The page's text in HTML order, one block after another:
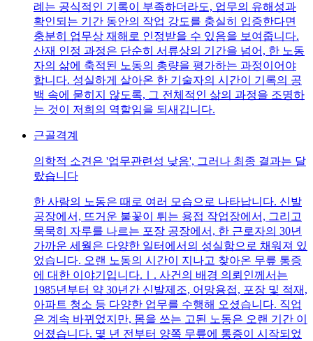
례는 공식적인 기록이 부족하더라도, 업무의 유해성과
확인되는 기간 동안의 작업 강도를 충실히 입증한다면
충분히 업무상 재해로 인정받을 수 있음을 보여줍니다.
산재 인정 과정은 단순히 서류상의 기간을 넘어, 한 노동
자의 삶에 축적된 노동의 총량을 평가하는 과정이어야
합니다. 성실하게 살아온 한 기술자의 시간이 기록의 공
백 속에 묻히지 않도록, 그 전체적인 삶의 과정을 조명하
는 것이 저희의 역할임을 되새깁니다.
근골격계
의학적 소견은 '업무관련성 낮음', 그러나 최종 결과는 달
랐습니다
한 사람의 노동은 때로 여러 모습으로 나타납니다. 신발
공장에서, 뜨거운 불꽃이 튀는 용접 작업장에서, 그리고
묵묵히 자루를 나르는 포장 공장에서, 한 근로자의 30년
가까운 세월은 다양한 일터에서의 성실함으로 채워져 있
었습니다. 오랜 노동의 시간이 지나고 찾아온 무릎 통증
에 대한 이야기입니다.Ⅰ. 사건의 배경 의뢰인께서는
1985년부터 약 30년간 신발제조, 어망용접, 포장 및 적재,
아파트 청소 등 다양한 업무를 수행해 오셨습니다. 직업
은 계속 바뀌었지만, 몸을 쓰는 고된 노동은 오랜 기간 이
어졌습니다. 몇 년 전부터 양쪽 무릎에 통증이 시작되었